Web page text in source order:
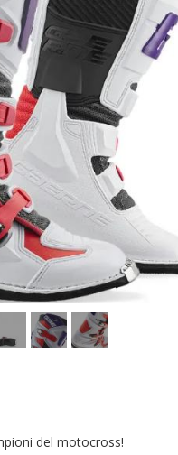
del motocross!